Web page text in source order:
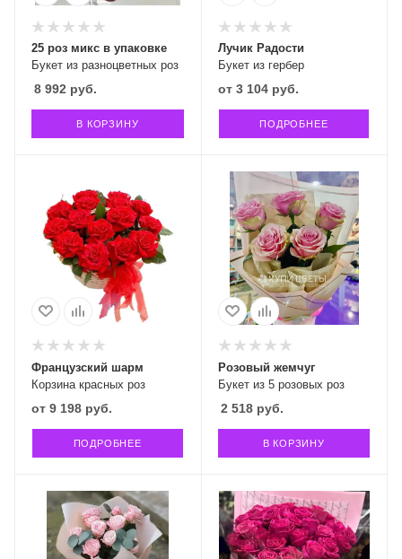
Букет из разноцветных роз
25 роз микс в упаковке
8 992 руб.
В КОРЗИНУ
Букет из гербер
Лучик Радости
от 3 104 руб.
ПОДРОБНЕЕ
Корзина красных роз
Французский шарм
от 9 198 руб.
ПОДРОБНЕЕ
Букет из 5 розовых роз
Розовый жемчуг
2 518руб.
В КОРЗИНУ